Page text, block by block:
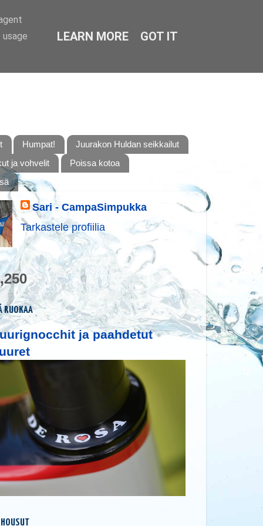
Humpat!
Juurakon Huldan seikkailut
ja vohvelit
Poissa kotoa
Sari - CampaSimpukka
Tarkastele profiilia
RUOKAA
ja paahdetut
LEARN MORE GOT IT